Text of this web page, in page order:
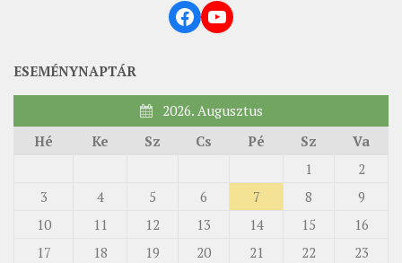
Facebook
YouTube
ESEMÉNYNAPTÁR
2026. Augusztus
Hé
Ke Sz Cs Pé Sz Va
1
2
3
4 5 6 7 8
9
10
11 12 13 14 15
16
17
18 19 20 21 22
23